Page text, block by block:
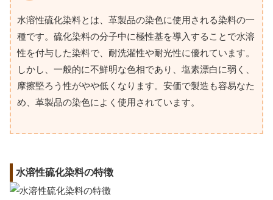
水溶性硫化染料とは、革製品の染色に使用される染料の一
種です。硫化染料の分子中に極性基を導入することで水溶
性を付与した染料で、耐洗濯性や耐光性に優れています。
しかし、一般的に不鮮明な色相であり、塩素漂白に弱く、
摩擦堅ろう性がやや低くなります。安価で製造も容易なた
め、革製品の染色によく使用されています。
水溶性硫化染料の特徴